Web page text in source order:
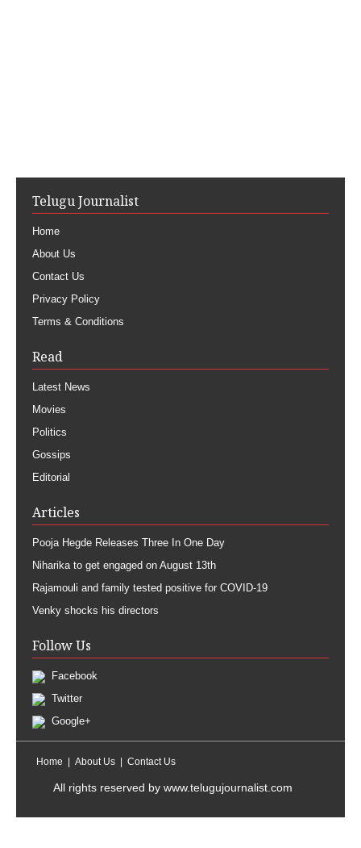
Telugu Journalist
Home
About Us
Contact Us
Privacy Policy
Terms & Conditions
Read
Latest News
Movies
Politics
Gossips
Editorial
Articles
Pooja Hegde Releases Three In One Day
Niharika to get engaged on August 13th
Rajamouli and family tested positive for COVID-19
Venky shocks his directors
Follow Us
Facebook
Twitter
Google+
Home About Us Contact Us
All rights reserved by www.telugujournalist.com